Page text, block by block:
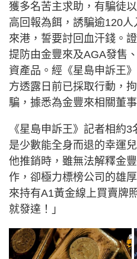
獲多名苦主求助，有騙徒
高回報為餌，誘騙逾120
來港，誓要討回血汗錢。
提防由金豐來及AGA發售
資產品。經《星島申訴王
方透露日前已採取行動，
騙，據悉為金豐來相關董事
《星島申訴王》記者相約
是少數能全身而退的幸運
他推銷時，雖無法解釋金
作，卻極力標榜公司的雄
來持有A1黃金線上買賣牌
就發達！」